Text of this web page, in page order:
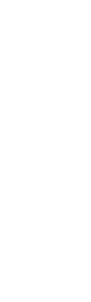
otkrio istinu o Vlahoviću